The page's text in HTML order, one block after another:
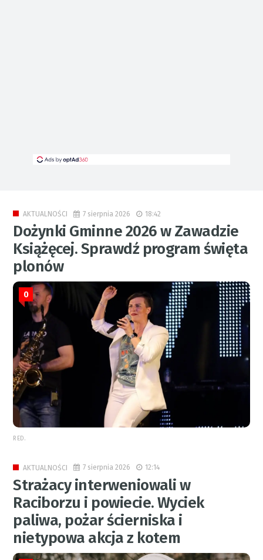
AKTUALNOŚCI 7 sierpnia 2026 18:42
Dożynki Gminne 2026 w Zawadzie
Książęcej. Sprawdź program święta
plonów
0
RED.
AKTUALNOŚCI 7 sierpnia 2026 12:14
Strażacy interweniowali w
Raciborzu i powiecie. Wyciek
paliwa, pożar ścierniska i
nietypowa akcja z kotem